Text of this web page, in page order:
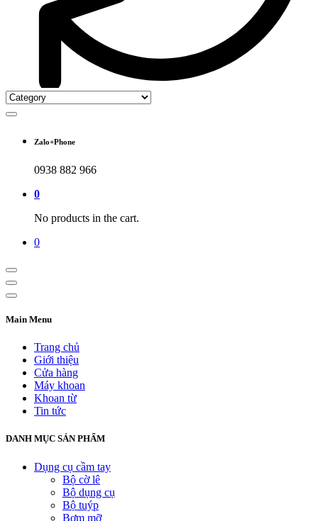
Zalo+Phone
0938 882 966
0
No products in the cart.
0
Main Menu
Trang chủ
Giới thiệu
Cửa hàng
Máy khoan
Khoan từ
Tin tức
DANH MỤC SẢN PHẨM
Dụng cụ cầm tay
Bộ cờ lê
Bộ dụng cụ
Bộ tuýp
Bơm mỡ